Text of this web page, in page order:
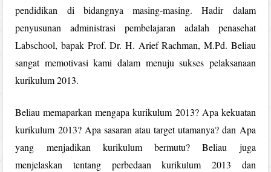
pendidikan di bidangnya masing-masing. Hadir dalam
penyusunan administrasi pembelajaran adalah penasehat
Labschool, bapak Prof. Dr. H. Arief Rachman, M.Pd. Beliau
sangat memotivasi kami dalam menuju sukses pelaksanaan
kurikulum 2013.
Beliau memaparkan mengapa kurikulum 2013? Apa kekuatan
kurikulum 2013? Apa sasaran atau target utamanya? dan Apa
yang menjadikan kurikulum bermutu? Beliau juga
menjelaskan tentang perbedaan kurikulum 2013 dan